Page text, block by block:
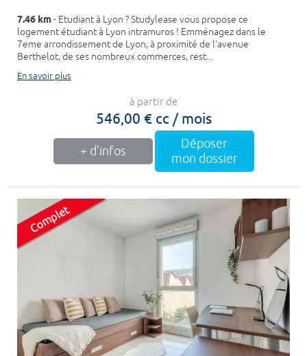
7.46 km- Etudiant à Lyon ? Studylease vous propose ce
logement étudiant à Lyon intramuros ! Emménagez dans le
7eme arrondissement de Lyon, à proximité de l’avenue
Berthelot, de ses nombreux commerces, rest...
En savoir plus
à partir de
546,00 € cc / mois
+ d'infos
Déposer
mon dossier